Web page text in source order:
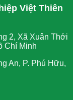
Việt Thiên
2, Xã Xuân Thới
Chí Minh
An, P. Phú Hữu,